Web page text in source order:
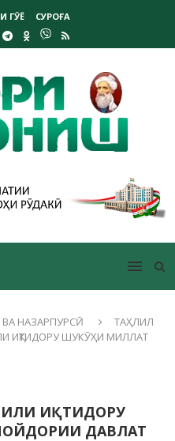
ГӮЁ СУРОҒА
НАЗАРПУРСӢ
ТАҲЛИЛ
ИҚТИДОРУ ШУКӮҲИ МИЛЛАТ
ИҚТИДОРУ
ДАВЛАТ